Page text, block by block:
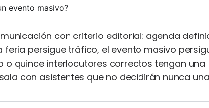
evento masivo?
con criterio editorial: agenda
persigue tráfico, el evento masivo
o quince interlocutores correctos tengan una
con asistentes que no decidirán nunca